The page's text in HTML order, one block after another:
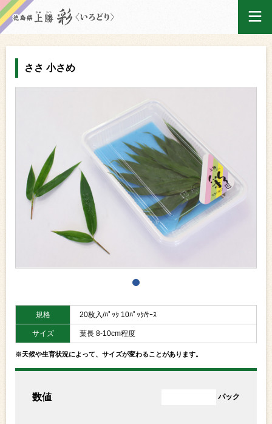
ご注文履歴
産地出荷カレンダー
マイページ
ささ 小さめ
規格 20枚入/ﾊﾟｯｸ 10ﾊﾟｯｸ/ｹｰｽ
サイズ 葉長 8-10cm程度
※天候や生育状況によって、サイズが変わることがあります。
数値 パック